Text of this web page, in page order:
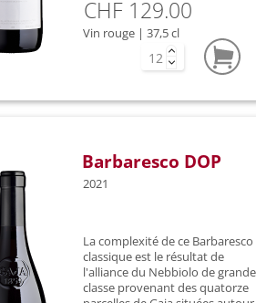
CHF 129.00
Vin rouge | 37,5 cl
Barbaresco DOP
2021
La complexité de ce Barbaresco
classique est le résultat de
l'alliance du Nebbiolo de grande
classe provenant des quatorze